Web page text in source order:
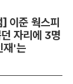
이준 웍스피
자리에 3명
'는